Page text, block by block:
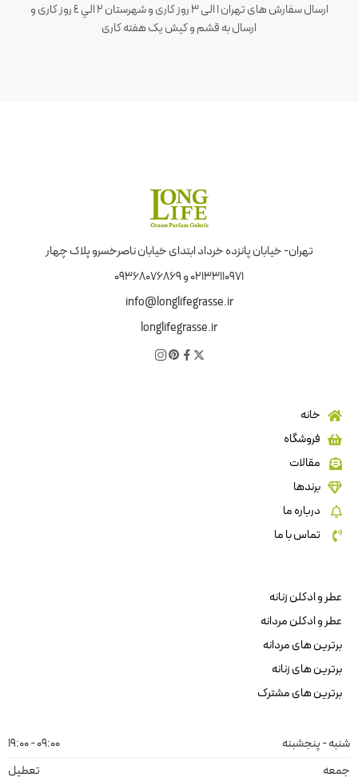
ارسال سفارش های تهران 1 الی 3 روز کاری و شهرستان ٢ الي ٤ روز کاری و
ارسال به قشم و کیش یک هفته کاری
تهران- خیابان پانزده خرداد ابتدای خیابان ناصرخسرو پلاک چهار
02133110971 و 09368076869
info@longlifegrasse.ir
longlifegrasse.ir
خانه
فروشگاه
مقالات
برندها
درباره ما
تماس با ما
عطر و ادکلن زنانه
عطر و ادکلن مردانه
برترین های مردانه
برترین های زنانه
برترین های مشترک
شنبه - پنجشبنه
09:00 - 19:00
جمعه
تعطیل